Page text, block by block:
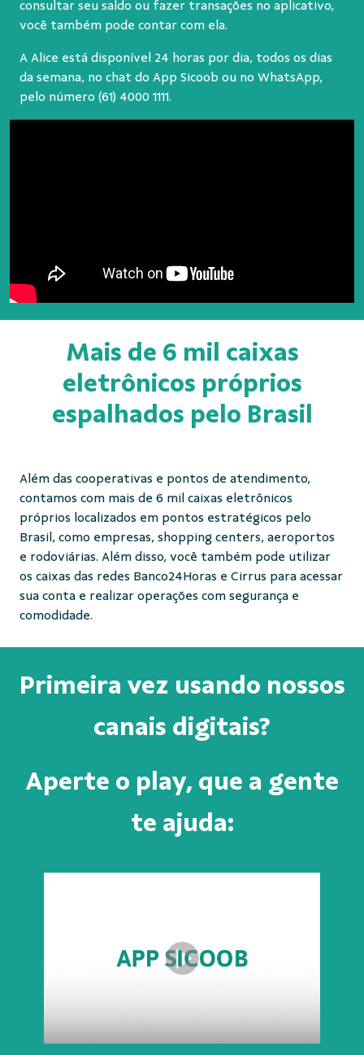
consultar seu saldo ou fazer transações no aplicativo,
você também pode contar com ela.
A Alice está disponível 24 horas por dia, todos os dias
da semana, no chat do App Sicoob ou no WhatsApp,
pelo número (61) 4000 1111.
Mais de 6 mil caixas
eletrônicos próprios
espalhados pelo Brasil
Além das cooperativas e pontos de atendimento,
contamos com mais de 6 mil caixas eletrônicos
próprios localizados em pontos estratégicos pelo
Brasil, como empresas, shopping centers, aeroportos
e rodoviárias. Além disso, você também pode utilizar
os caixas das redes Banco24Horas e Cirrus para acessar
sua conta e realizar operações com segurança e
comodidade.
Primeira vez usando nossos
canais digitais?
Aperte o play, que a gente
te ajuda: